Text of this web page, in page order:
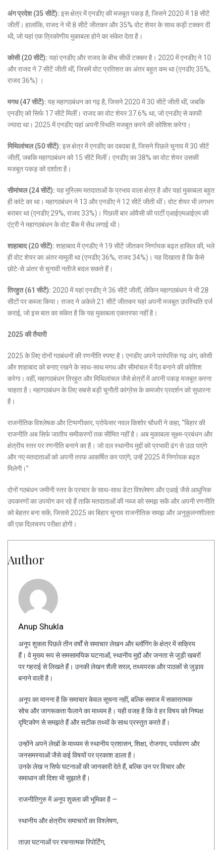
अंग प्रदेश (35 सीटें): इस क्षेत्र में एनडीए की मजबूत पकड़ है, जिसने 2020 में 18 सीटें
जीतीं। हालांकि, राजद ने भी 8 सीटें जीतकर और 35% वोट शेयर के साथ कड़ी टक्कर दी
थी, जो यहां एक त्रिकोणीय मुकाबला होने का संकेत देता है।
कोसी (20 सीटें): यहां एनडीए और राजद के बीच सीधी टक्कर है। 2020 में एनडीए ने 10
और राजद ने 7 सीटें जीती थीं, जिसमें वोट प्रतिशत का अंतर बहुत कम था (एनडीए 35%,
राजद 36%) ।
मगध (47 सीटें): यह महागठबंधन का गढ़ है, जिसने 2020 में 30 सीटें जीती थीं, जबकि
एनडीए को सिर्फ 17 सीटें मिलीं। राजद का वोट शेयर 37.6% था, जो एनडीए से काफी
ज्यादा था। 2025 में एनडीए यहां अपनी स्थिति मजबूत करने की कोशिश करेगा।
मिथिलांचल (50 सीटें): इस क्षेत्र में एनडीए का दबदबा है, जिसने पिछले चुनाव में 30 सीटें
जीतीं, जबकि महागठबंधन को 15 सीटें मिलीं। एनडीए का 38% का वोट शेयर उसकी
मजबूत पकड़ को दर्शाता है।
सीमांचल (24 सीटें): यह मुस्लिम मतदाताओं के प्रभाव वाला क्षेत्र है और यहां मुकाबला बहुत
ही कांटे का था। महागठबंधन ने 13 और एनडीए ने 12 सीटें जीती थीं। वोट शेयर भी लगभग
बराबर था (एनडीए 29%, राजद 33%)। पिछली बार ओवैसी की पार्टी एआईएमआईएम की
एंट्री ने महागठबंधन के वोट बैंक में सेंध लगाई थी।
शाहाबाद (20 सीटें): शाहाबाद में एनडीए ने 19 सीटें जीतकर निर्णायक बढ़त हासिल की, भले
ही वोट शेयर का अंतर मामूली था (एनडीए 36%, राजद 34%)। यह दिखाता है कि कैसे
छोटे-से अंतर से चुनावी नतीजे बदल सकते हैं।
तिरहुत (61 सीटें): 2020 में यहां एनडीए ने 36 सीटें जीतीं, लेकिन महागठबंधन ने भी 28
सीटों पर कब्जा किया। राजद ने अकेले 21 सीटें जीतकर यहां अपनी मजबूत उपस्थिति दर्ज
कराई, जो इस बात का संकेत है कि यह मुकाबला एकतरफा नहीं है।
2025 की तैयारी
2025 के लिए दोनों गठबंधनों की रणनीति स्पष्ट है। एनडीए अपने पारंपरिक गढ़ अंग, कोसी
और शाहाबाद को बनाए रखने के साथ-साथ मगध और सीमांचल में पैठ बनाने की कोशिश
करेगा। वहीं, महागठबंधन तिरहुत और मिथिलांचल जैसे क्षेत्रों में अपनी पकड़ मजबूत करना
चाहता है। महागठबंधन के लिए सबसे बड़ी चुनौती कांग्रेस के कमजोर प्रदर्शन को सुधारना
है।
राजनीतिक विश्लेषक और टिप्पणीकार, प्रोफेसर नवल किशोर चौधरी ने कहा, “बिहार की
राजनीति अब सिर्फ जातीय समीकरणों तक सीमित नहीं है। अब मुकाबला सूक्ष्म-प्रबंधन और
क्षेत्रीय स्तर पर रणनीति बनाने का है। जो दल स्थानीय मुद्दों को प्रभावी ढंग से उठा पाएंगे
और नए मतदाताओं को अपनी तरफ आकर्षित कर पाएंगे, उन्हें 2025 में निर्णायक बढ़त
मिलेगी।”
दोनों गठबंधन जमीनी स्तर के प्रचार के साथ-साथ डेटा विश्लेषण और एआई जैसे आधुनिक
उपकरणों का उपयोग कर रहे हैं ताकि मतदाताओं की नब्ज को समझ सकें और अपनी रणनीति
को बेहतर बना सकें, जिससे 2025 का बिहार चुनाव राजनीतिक समझ और अनुकूलनशीलता
की एक दिलचस्प परीक्षा होगी।
Author
Anup Shukla
अनूप शुक्ला पिछले तीन वर्षों से समाचार लेखन और ब्लॉगिंग के क्षेत्र में सक्रिय
हैं। वे मुख्य रूप से समसामयिक घटनाओं, स्थानीय मुद्दों और जनता से जुड़ी खबरों
पर गहराई से लिखते हैं। उनकी लेखन शैली सरल, तथ्यपरक और पाठकों से जुड़ाव
बनाने वाली है।
अनूप का मानना है कि समाचार केवल सूचना नहीं, बल्कि समाज में सकारात्मक
सोच और जागरूकता फैलाने का माध्यम है। यही वजह है कि वे हर विषय को निष्पक्ष
दृष्टिकोण से समझते हैं और सटीक तथ्यों के साथ प्रस्तुत करते हैं।
उन्होंने अपने लेखों के माध्यम से स्थानीय प्रशासन, शिक्षा, रोजगार, पर्यावरण और
जनसमस्याओं जैसे कई विषयों पर प्रकाश डाला है।
उनके लेख न सिर्फ घटनाओं की जानकारी देते हैं, बल्कि उन पर विचार और
समाधान की दिशा भी सुझाते हैं।
राजनीतिगुरु में अनूप शुक्ला की भूमिका है —
स्थानीय और क्षेत्रीय समाचारों का विश्लेषण,
ताज़ा घटनाओं पर रचनात्मक रिपोर्टिंग,